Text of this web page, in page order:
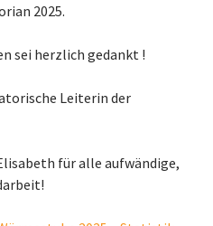
2025.
sei herzlich gedankt !
Leiterin der
für alle aufwändige,